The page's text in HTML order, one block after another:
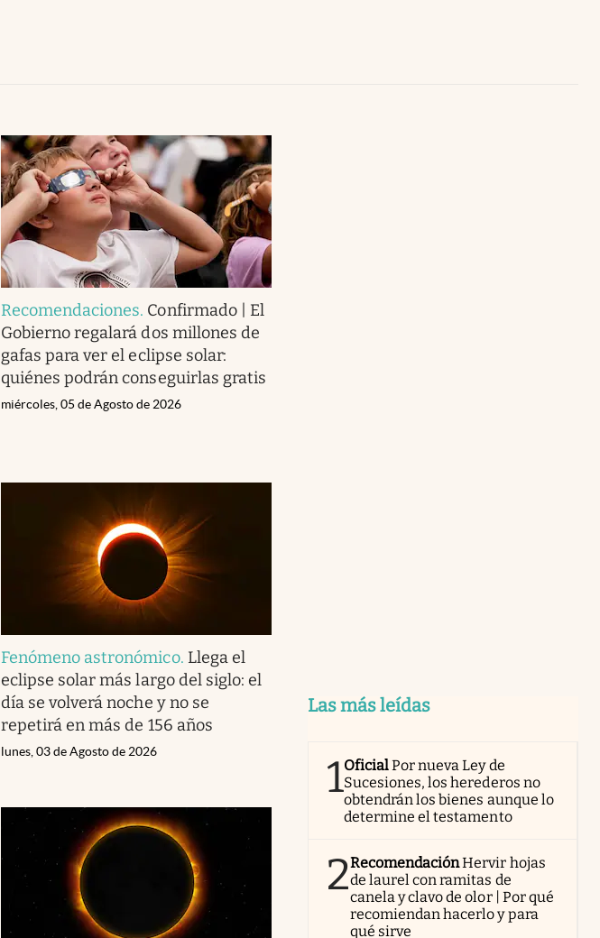
Recomendaciones. Confirmado | El
Gobierno regalará dos millones de
gafas para ver el eclipse solar:
quiénes podrán conseguirlas gratis
miércoles, 05 de Agosto de 2026
Fenómeno astronómico. Llega el
eclipse solar más largo del siglo: el
día se volverá noche y no se
repetirá en más de 156 años
lunes, 03 de Agosto de 2026
Las más leídas
1OficialPor nueva Ley de
Sucesiones, los herederos no
obtendrán los bienes aunque lo
determine el testamento
2RecomendaciónHervir hojas
de laurel con ramitas de
canela y clavo de olor | Por qué
recomiendan hacerlo y para
qué sirve